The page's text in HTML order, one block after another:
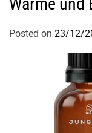
Wärme und
Posted on 23/12/